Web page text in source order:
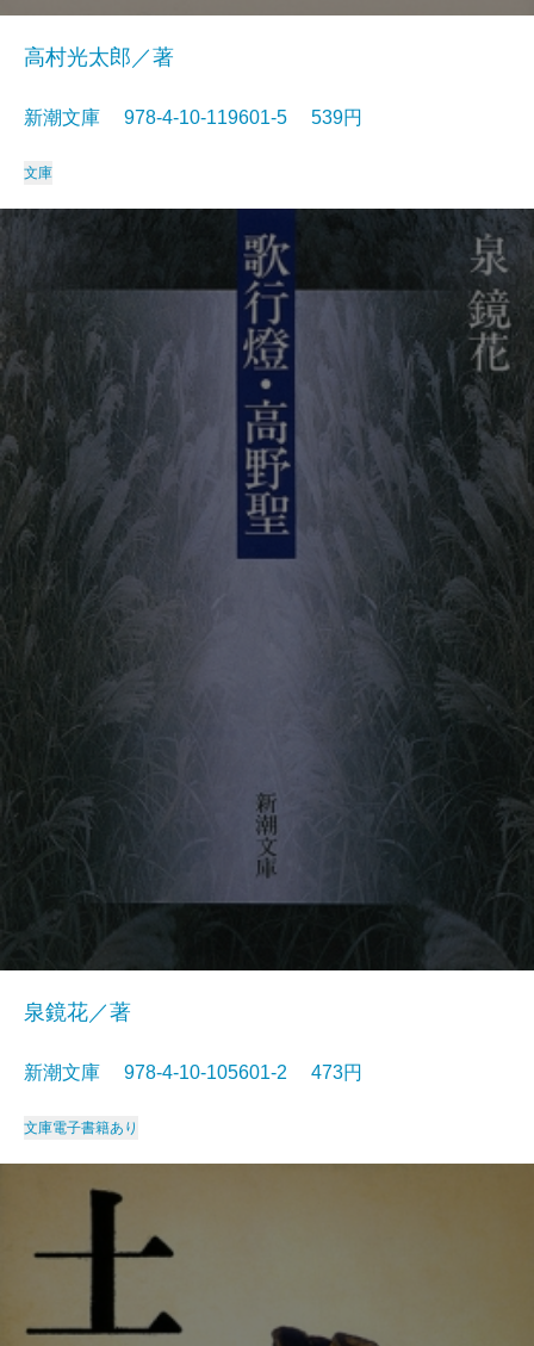
高村光太郎／著
新潮文庫 978-4-10-119601-5 539円
文庫
泉鏡花／著
新潮文庫 978-4-10-105601-2 473円
文庫電子書籍あり